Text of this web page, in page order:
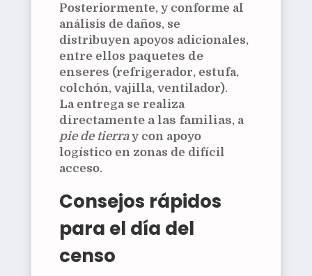
Posteriormente, y conforme al
análisis de daños, se
distribuyen apoyos adicionales,
entre ellos paquetes de
enseres (refrigerador, estufa,
colchón, vajilla, ventilador).
La entrega se realiza
directamente a las familias, a
pie de tierray con apoyo
logístico en zonas de difícil
acceso.
Consejos rápidos
para el día del
censo